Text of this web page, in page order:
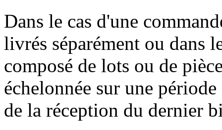
Dans le cas d'une
livrés séparément ou dans
composé de lots ou de
échelonnée sur une
de la réception du dernier